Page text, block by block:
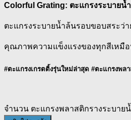
Colorful Grating: ตะแกรงระบายน้
ตะแกรงระบายน้ำล้นรอบขอบสระว่
คุณภาพความแข็งแรงของทุกสีเหมือ
#ตะแกรงเกรตติ้งรุ่นใหม่ล่าสุด #ตะแกรงพ
จำนวน ตะแกรงพลาสติกรางระบาย